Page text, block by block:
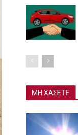
ΜΗ ΧΑΣΕΤΕ